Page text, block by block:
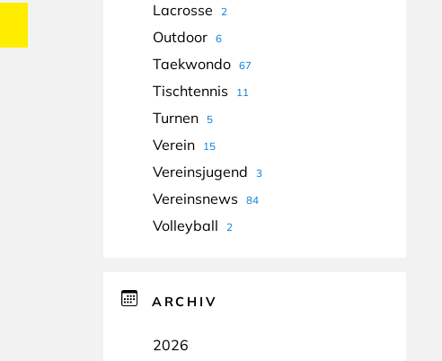
Lacrosse 2
Outdoor 6
Taekwondo 67
Tischtennis 11
Turnen 5
Verein 15
Vereinsjugend 3
Vereinsnews 84
Volleyball 2
ARCHIV
2026